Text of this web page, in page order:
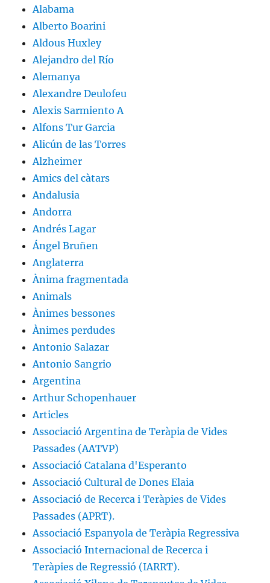
Alabama
Alberto Boarini
Aldous Huxley
Alejandro del Río
Alemanya
Alexandre Deulofeu
Alexis Sarmiento A
Alfons Tur Garcia
Alicún de las Torres
Alzheimer
Amics del càtars
Andalusia
Andorra
Andrés Lagar
Ángel Bruñen
Anglaterra
Ànima fragmentada
Animals
Ànimes bessones
Ànimes perdudes
Antonio Salazar
Antonio Sangrio
Argentina
Arthur Schopenhauer
Articles
Associació Argentina de Teràpia de Vides
Passades (AATVP)
Associació Catalana d'Esperanto
Associació Cultural de Dones Elaia
Associació de Recerca i Teràpies de Vides
Passades (APRT).
Associació Espanyola de Teràpia Regressiva
Associació Internacional de Recerca i
Teràpies de Regressió (IARRT).